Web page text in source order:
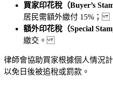
買家印花稅（Buyer’s
居民需額外繳付 15%；
額外印花稅（Special
繳交。
律師會協助買家根據個人情況
以免日後被追稅或罰款。